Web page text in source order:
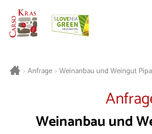
>Anfrage> Weinanbau und Weingut
Weinanbau und